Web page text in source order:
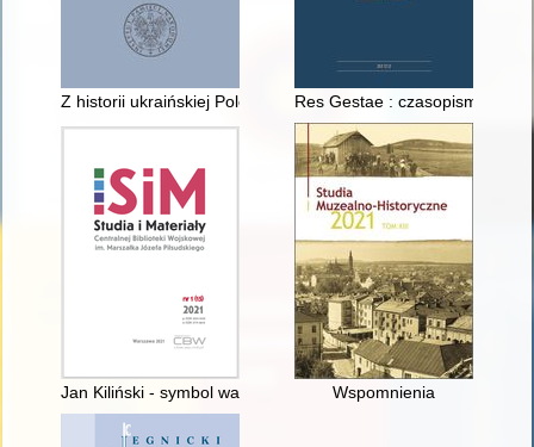
Z historii ukraińskiej Polonii : wybitni Polacy i Charków
Res Gestae : czasopismo
Jan Kiliński - symbol warszawskiej wolności = Jan Kiliński - a
Wspomnienia